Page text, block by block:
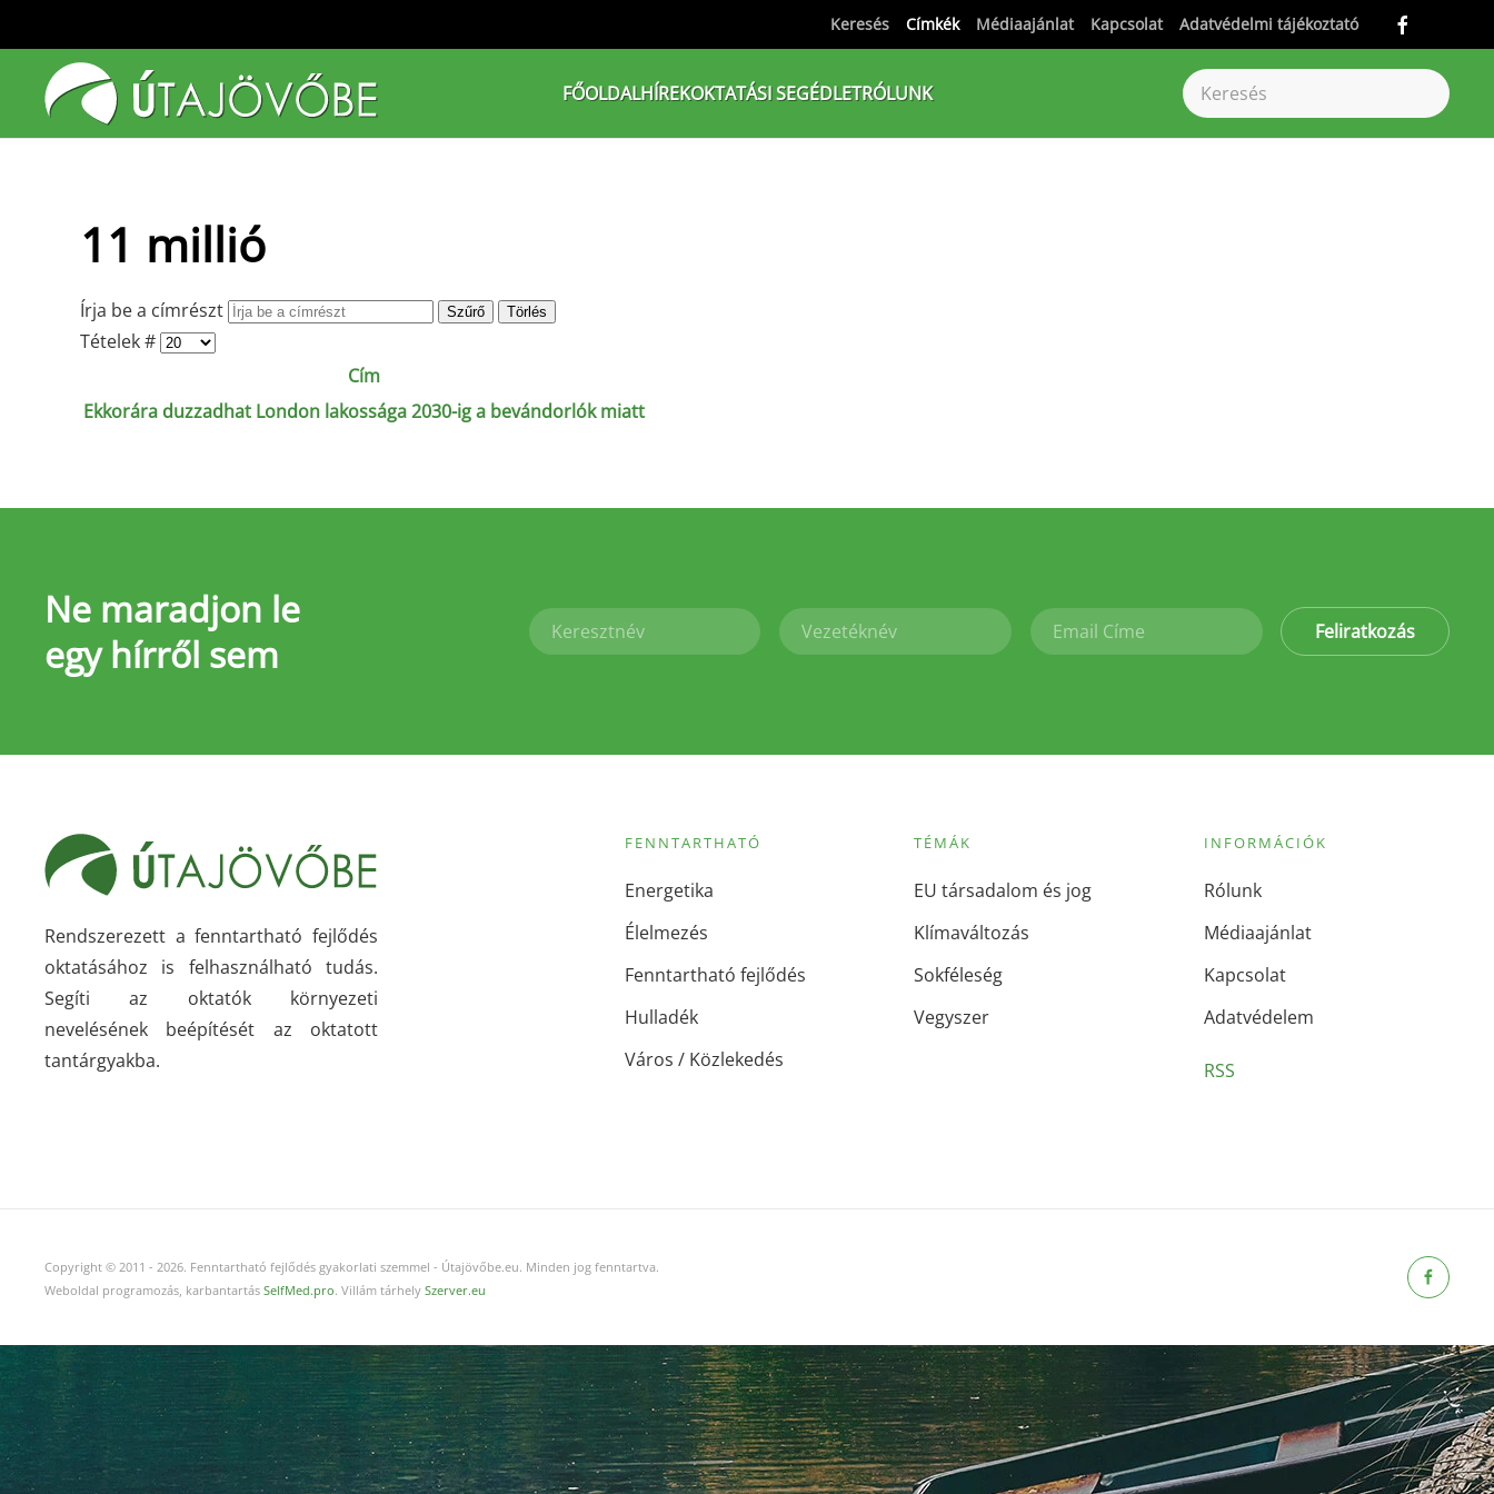
Fő tartalom átugrása
Keresés Címkék Médiaajánlat Kapcsolat Adatvédelmi tájékoztató
FŐOLDALHÍREKOKTATÁSI SEGÉDLETRÓLUNK
11 millió
Írja be a címrészt Szűrő Törlés
Tételek #
Cím
Ekkorára duzzadhat London lakossága 2030-ig a bevándorlók miatt
Ne maradjon le
egy hírről sem
Feliratkozás
Rendszerezett a fenntartható fejlődés
oktatásához is felhasználható tudás.
Segíti az oktatók környezeti
nevelésének beépítését az oktatott
tantárgyakba.
FENNTARTHATÓ
Energetika
Élelmezés
Fenntartható fejlődés
Hulladék
Város / Közlekedés
TÉMÁK
EU társadalom és jog
Klímaváltozás
Sokféleség
Vegyszer
INFORMÁCIÓK
Rólunk
Médiaajánlat
Kapcsolat
Adatvédelem
RSS
Copyright © 2011 - 2026. Fenntartható fejlődés gyakorlati szemmel - Útajövőbe.eu. Minden jog fenntartva.
Weboldal programozás, karbantartás SelfMed.pro. Villám tárhely Szerver.eu